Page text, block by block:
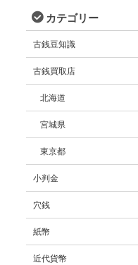
カテゴリー
古銭豆知識
古銭買取店
北海道
宮城県
東京都
小判金
穴銭
紙幣
近代貨幣